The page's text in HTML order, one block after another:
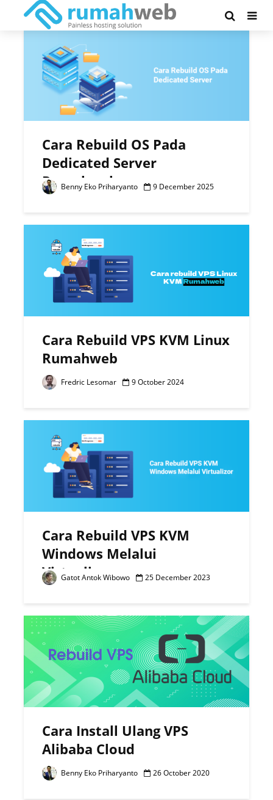
Tag - rebuild
Cara Rebuild OS Pada
Dedicated Server
Rumahweb
Benny Eko Priharyanto 9 December 2025
Cara Rebuild VPS KVM Linux
Rumahweb
Fredric Lesomar 9 October 2024
Cara Rebuild VPS KVM
Windows Melalui
Virtualizor
Gatot Antok Wibowo 25 December 2023
Cara Install Ulang VPS
Alibaba Cloud
Benny Eko Priharyanto 26 October 2020